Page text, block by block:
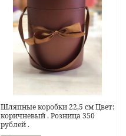
Шляпные коробки 22,5 см Цвет:
коричневый . Розница 350
рублей .